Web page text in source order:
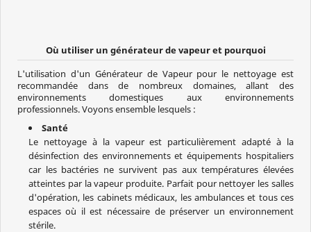
Où utiliser un générateur de vapeur et pourquoi
L'utilisation d'un Générateur de Vapeur pour le nettoyage est
recommandée dans de nombreux domaines, allant des
environnements domestiques aux environnements
professionnels. Voyons ensemble lesquels :
Santé
Le nettoyage à la vapeur est particulièrement adapté à la
désinfection des environnements et équipements hospitaliers
car les bactéries ne survivent pas aux températures élevées
atteintes par la vapeur produite. Parfait pour nettoyer les salles
d'opération, les cabinets médicaux, les ambulances et tous ces
espaces où il est nécessaire de préserver un environnement
stérile.